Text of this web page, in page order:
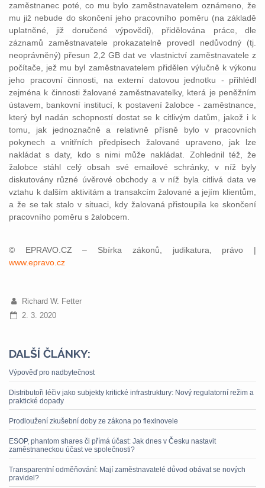
zaměstnanec poté, co mu bylo zaměstnavatelem oznámeno, že
mu již nebude do skončení jeho pracovního poměru (na základě
uplatněné, již doručené výpovědi), přidělována práce, dle
záznamů zaměstnavatele prokazatelně provedl nedůvodný (tj.
neoprávněný) přesun 2,2 GB dat ve vlastnictví zaměstnavatele z
počítače, jež mu byl zaměstnavatelem přidělen výlučně k výkonu
jeho pracovní činnosti, na externí datovou jednotku - přihlédl
zejména k činnosti žalované zaměstnavatelky, která je peněžním
ústavem, bankovní institucí, k postavení žalobce - zaměstnance,
který byl nadán schopností dostat se k citlivým datům, jakož i k
tomu, jak jednoznačně a relativně přísně bylo v pracovních
pokynech a vnitřních předpisech žalované upraveno, jak lze
nakládat s daty, kdo s nimi může nakládat. Zohlednil též, že
žalobce stáhl celý obsah své emailové schránky, v níž byly
diskutovány různé úvěrové obchody a v níž byla citlivá data ve
vztahu k dalším aktivitám a transakcím žalované a jejím klientům,
a že se tak stalo v situaci, kdy žalovaná přistoupila ke skončení
pracovního poměru s žalobcem.
© EPRAVO.CZ – Sbírka zákonů, judikatura, právo |
www.epravo.cz
Richard W. Fetter
2. 3. 2020
DALŠÍ ČLÁNKY:
Výpověď pro nadbytečnost
Distributoři léčiv jako subjekty kritické infrastruktury: Nový regulatorní režim a
praktické dopady
Prodloužení zkušební doby ze zákona po flexinovele
ESOP, phantom shares či přímá účast: Jak dnes v Česku nastavit
zaměstnaneckou účast ve společnosti?
Transparentní odměňování: Mají zaměstnavatelé důvod obávat se nových
pravidel?